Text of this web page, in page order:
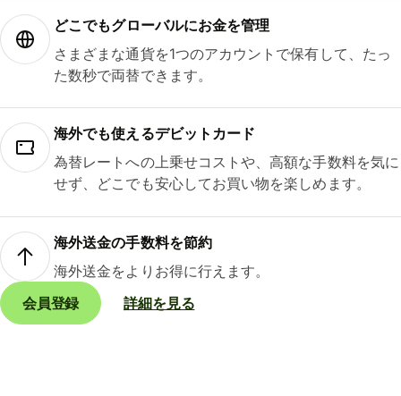
どこでもグ⁠ロ⁠ー⁠バ⁠ルにお金を管理
さまざまな通貨を1つのアカウントで保有して、たっ
た数秒で両替できます。
海外でも使えるデビットカード
為替レートへの上乗せコストや、高額な手数料を気に
せず、どこでも安心してお買い物を楽しめます。
海外送金の手数料を節約
海外送金をよりお得に行えます。
会員登録
詳細を見る